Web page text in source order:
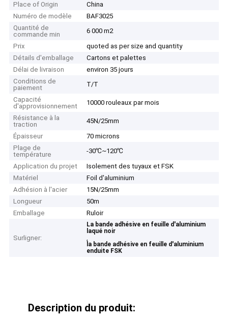
Place of Origin
China
Numéro de modèle
BAF3025
Quantité de
commande min
6 000 m2
Prix
quoted as per size and quantity
Détails d'emballage
Cartons et palettes
Délai de livraison
environ 35 jours
Conditions de
paiement
T/T
Capacité
d'approvisionnement
10000 rouleaux par mois
Résistance à la
traction
45N/25mm
Épaisseur
70 microns
Plage de
température
-30℃~120℃
Application du projet
Isolement des tuyaux et FSK
Matériel
Foil d'aluminium
Adhésion à l'acier
15N/25mm
Longueur
50m
Emballage
Ruloir
Surligner:
La bande adhésive en feuille d'aluminium
laqué noir
,
la bande adhésive en feuille d'aluminium
enduite FSK
Description du produit: